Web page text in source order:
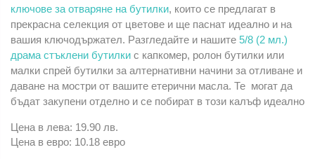
ключове за отваряне на бутилки, които се предлагат в
прекрасна селекция от цветове и ще паснат идеално и на
вашия ключодържател. Разгледайте и нашите 5/8 (2 мл.)
драма стъклени бутилки с капкомер, ролон бутилки или
малки спрей бутилки за алтернативни начини за отливане и
даване на мостри от вашите етерични масла. Те могат да
бъдат закупени отделно и се побират в този калъф идеално
Цена в лева: 19.90 лв.
Цена в евро: 10.18 евро